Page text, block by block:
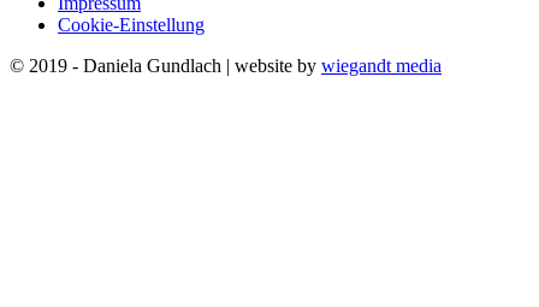
Cookie-Einstellung
© 2019 - Daniela Gundlach | website by wiegandt media